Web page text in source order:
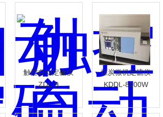
触控自动定硫仪
ZDL-9
煤炭微机定硫仪
KDDL-8000W